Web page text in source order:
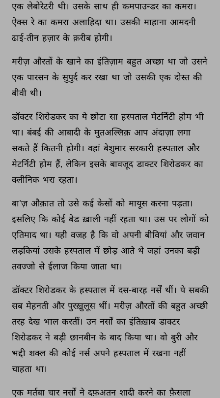
एक लेबोरेटरी थी। उसके साथ ही कमपाउन्डर का कमरा।
ऐक्स रे का कमरा अलाहिदा था। उसकी माहाना आमदनी
ढाई-तीन हज़ार के क़रीब होगी।
मरीज़ औरतों के खाने का इंतिज़ाम बहुत अच्छा था जो उसने
एक पारसन के सुपुर्द कर रखा था जो उसकी एक दोस्त की
बीवी थी।
डॉक्टर शिरोडकर का ये छोटा सा हस्पताल मेटर्निटी होम भी
था। बंबई की आबादी के मुतअल्लिक़ आप अंदाज़ा लगा
सकते हैं कितनी होगी। वहां बेशुमार सरकारी हस्पताल और
मेटर्निटी होम हैं, लेकिन इसके बावजूद डाक्टर शिरोडकर का
क्लीनिक भरा रहता।
बा'ज़ औक़ात तो उसे कई केसों को मायूस करना पड़ता।
इसलिए कि कोई बेड ख़ाली नहीं रहता था। उस पर लोगों को
एतिमाद था। यही वजह है कि वो अपनी बीवियां और जवान
लड़कियां उसके हस्पताल में छोड़ आते थे जहां उनका बड़ी
तवज्जो से ईलाज किया जाता था।
डॉक्टर शिरोडकर के हस्पताल में दस-बारह नर्सें थीं। ये सबकी
सब मेहनती और पुरख़ुलूस थीं। मरीज़ औरतों की बहुत अच्छी
तरह देख भाल करतीं। उन नर्सों का इंतिख़ाब डाक्टर
शिरोडकर ने बड़ी छानबीन के बाद किया था। वो बुरी और
भद्दी शक्ल की कोई नर्स अपने हस्पताल में रखना नहीं
चाहता था।
एक मर्तबा चार नर्सों ने दफ़अतन शादी करने का फ़ैसला